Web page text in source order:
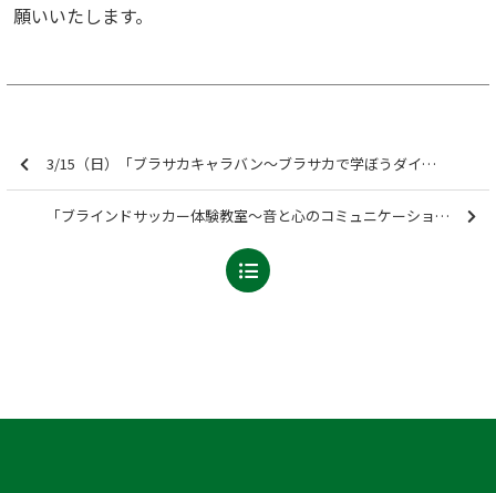
願いいたします。
3/15（日）「ブラサカキャラバン～ブラサカで学ぼうダイバーシティ～安曇野市～」開催中止のお知らせ
「ブラインドサッカー体験教室～音と心のコミュニケーション～」に参加しました【報告】